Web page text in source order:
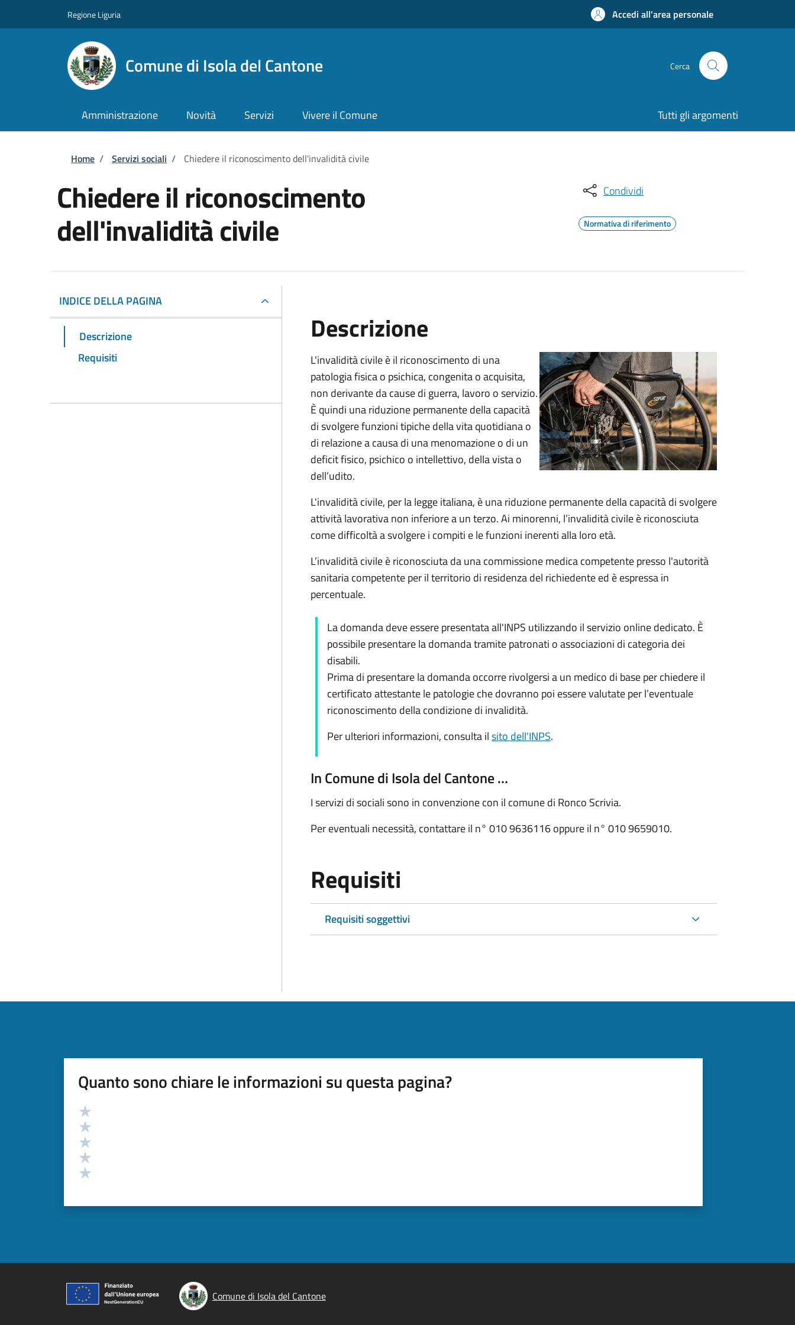
Regione Liguria Accedi all'area personale
Comune di Isola del Cantone Cerca
Amministrazione Novità Servizi Vivere il Comune Tutti gli argomenti
Briciole di pane
Home / Servizi sociali / Chiedere il riconoscimento dell'invalidità civile
Chiedere il riconoscimento
dell'invalidità civile
Condividi
Normativa di riferimento
INDICE DELLA PAGINA
Descrizione
Requisiti
Descrizione
L'invalidità civile è il riconoscimento di una
patologia fisica o psichica, congenita o acquisita,
non derivante da cause di guerra, lavoro o servizio.
Èquindi una riduzione permanente della capacità
disvolgere funzioni tipiche della vita quotidiana o
di relazione a causa di una menomazione o di un
deficit fisico, psichico o intellettivo, della vista o
dell’udito.
L'invalidità civile, per la legge italiana, è una riduzione permanente della capacità di svolgere
attività lavorativa non inferiore a un terzo. Ai minorenni, l’invalidità civile è riconosciuta
come difficoltà a svolgere i compiti e le funzioni inerenti alla loro età.
L’invalidità civile è riconosciuta da una commissione medica competente presso l'autorità
sanitaria competente per il territorio di residenza del richiedente ed è espressa in
percentuale.
La domanda deve essere presentata all'INPS utilizzando il servizio online dedicato. È
possibile presentare la domanda tramite patronati o associazioni di categoria dei
disabili.
Prima di presentare la domanda occorre rivolgersi a un medico di base per chiedere il
certificato attestante le patologie che dovranno poi essere valutate per l’eventuale
riconoscimento della condizione di invalidità.
Per ulteriori informazioni, consulta ilsito dell'INPS.
In Comune di Isola del Cantone …
I servizi di sociali sono in convenzione con il comune di Ronco Scrivia.
Per eventuali necessità, contattare il n° 010 9636116 oppure il n° 010 9659010.
Requisiti
Requisiti soggettivi
Quanto sono chiare le informazioni su questa pagina?
Valutazione
Comune di Isola del Cantone